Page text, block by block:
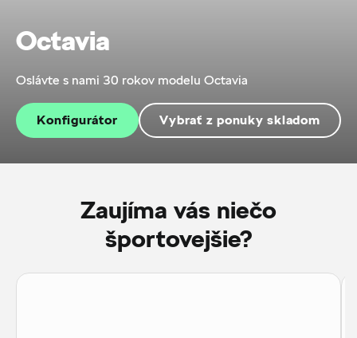
Octavia
Oslávte s nami 30 rokov modelu Octavia
Konfigurátor Vybrať z ponuky skladom
Zaujíma vás niečo
športovejšie?